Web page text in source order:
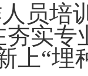
员培
实专
上“埋